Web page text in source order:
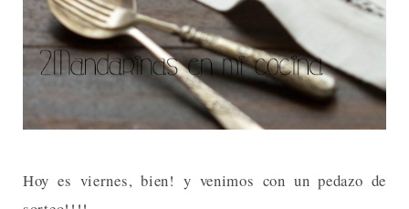
Hoy es viernes, bien! y venimos con un pedazo de